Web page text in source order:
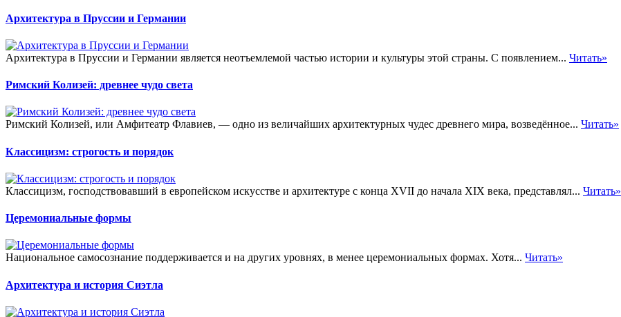
Архитектура в Пруссии и Германии
Архитектура в Пруссии и Германии является неотъемлемой частью истории и культуры этой страны. С появлением... Читать»
Римский Колизей: древнее чудо света
Римский Колизей, или Амфитеатр Флавиев, — одно из величайших архитектурных чудес древнего мира, возведённое... Читать»
Классицизм: строгость и порядок
Классицизм, господствовавший в европейском искусстве и архитектуре с конца XVII до начала XIX века, представлял... Читать»
Церемониальные формы
Национальное самосознание поддерживается и на других уровнях, в менее церемониальных формах. Хотя... Читать»
Архитектура и история Сиэтла